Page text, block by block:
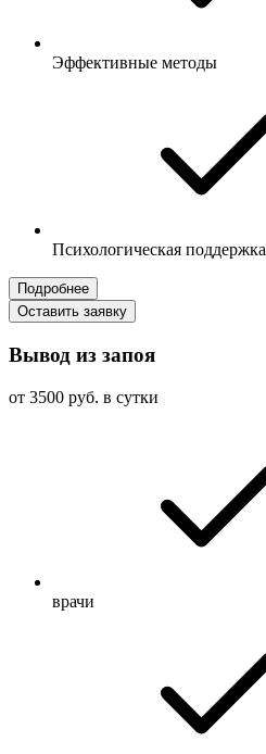
Эффективные методы
Психологическая поддержка
Подробнее
Оставить заявку
Вывод из запоя
от 3500 руб. в сутки
врачи